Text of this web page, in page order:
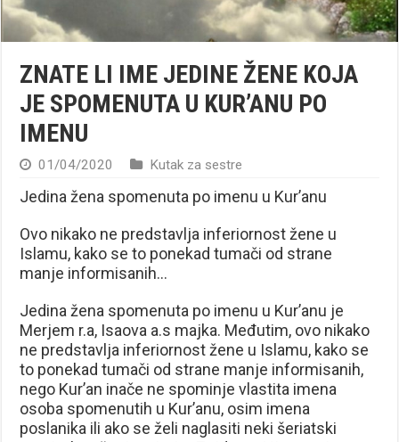
ZNATE LI IME JEDINE ŽENE KOJA
JE SPOMENUTA U KUR’ANU PO
IMENU
01/04/2020 Kutak za sestre
Jedina žena spomenuta po imenu u Kur’anu
Ovo nikako ne predstavlja inferiornost žene u
Islamu, kako se to ponekad tumači od strane
manje informisanih…
Jedina žena spomenuta po imenu u Kur’anu je
Merjem r.a, Isaova a.s majka. Međutim, ovo nikako
ne predstavlja inferiornost žene u Islamu, kako se
to ponekad tumači od strane manje informisanih,
nego Kur’an inače ne spominje vlastita imena
osoba spomenutih u Kur’anu, osim imena
poslanika ili ako se želi naglasiti neki šeriatski